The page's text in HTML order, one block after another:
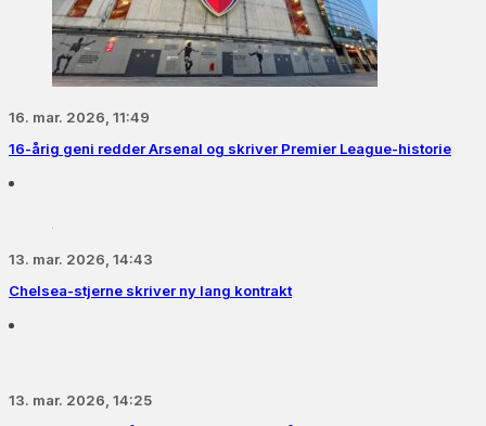
16. mar. 2026, 11:49
16-årig geni redder Arsenal og skriver Premier League-historie
13. mar. 2026, 14:43
Chelsea-stjerne skriver ny lang kontrakt
13. mar. 2026, 14:25